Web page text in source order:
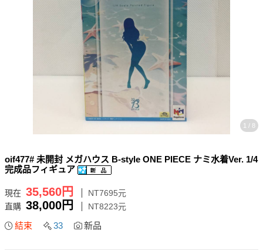
1 / 8
oif477# 未開封 メガハウス B-style ONE PIECE ナミ水着Ver. 1/4
完成品フィギュア
現在 35,560円
NT7695元
直購 38,000円 NT8223元
結束 33 新品